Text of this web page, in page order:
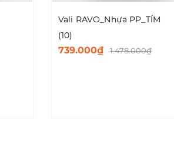
Vali RAVO_Nhựa PP_TÍM
(10)
739.000₫ 1.478.000₫